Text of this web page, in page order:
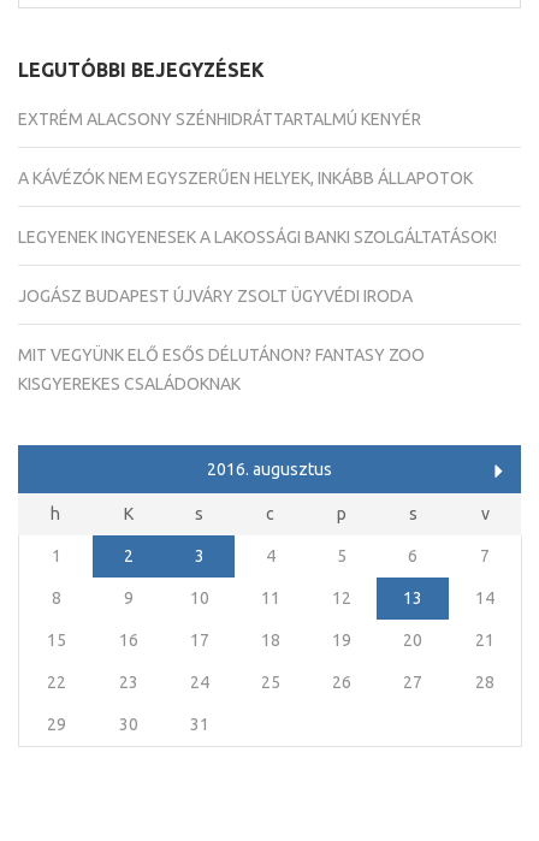
LEGUTÓBBI BEJEGYZÉSEK
EXTRÉM ALACSONY SZÉNHIDRÁTTARTALMÚ KENYÉR
A KÁVÉZÓK NEM EGYSZERŰEN HELYEK, INKÁBB ÁLLAPOTOK
LEGYENEK INGYENESEK A LAKOSSÁGI BANKI SZOLGÁLTATÁSOK!
JOGÁSZ BUDAPEST ÚJVÁRY ZSOLT ÜGYVÉDI IRODA
MIT VEGYÜNK ELŐ ESŐS DÉLUTÁNON? FANTASY ZOO
KISGYEREKES CSALÁDOKNAK
2016. augusztus
h K s c p s v
1 2 3 4 5 6 7
8 9 10 11 12 13 14
15 16 17 18 19 20 21
22 23 24 25 26 27 28
29 30 31